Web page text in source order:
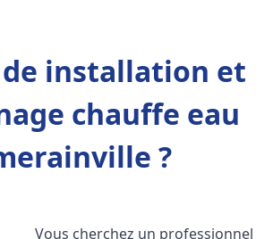
installation et
chauffe eau
?
Vous cherchez un professionnel